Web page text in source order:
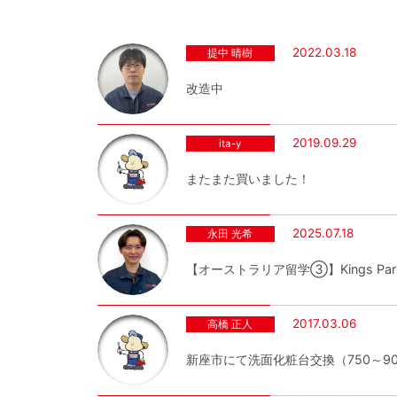
提中 晴樹 2022.03.18
改造中
ita-y 2019.09.29
またまた買いました！
永田 光希 2025.07.18
【オーストラリア留学③】Kings
高橋 正人 2017.03.06
新座市にて洗面化粧台交換（750～